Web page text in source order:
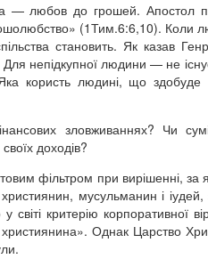
— любов до грошей. Апостол
(1Тим.6:6,10). Коли
становить. Як казав
непідкупної людини — не
користь людині, що здобуде
зловживаннях? Чи
доходів?
фільтром при вирішенні, за
мусульманин і іудей,
критерію корпоративної
християнина». Однак Царство